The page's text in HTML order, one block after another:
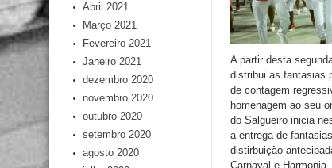
A partir desta
distribui as fantasias
de contagem
homenagem ao seu
do Salgueiro inicia
a entrega de
distirbuição
Carnaval e
Abril 2021
Março 2021
Fevereiro 2021
Janeiro 2021
dezembro 2020
novembro 2020
outubro 2020
setembro 2020
agosto 2020